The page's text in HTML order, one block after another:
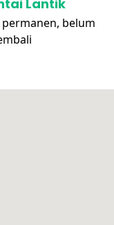
Lantik
belum